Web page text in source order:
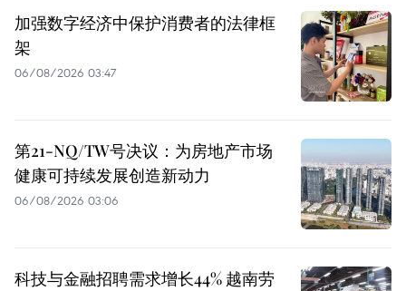
加强数字经济中保护消费者的法律框
架
06/08/2026 03:47
第21-NQ/TW号决议：为房地产市场
健康可持续发展创造新动力
06/08/2026 03:06
科技与金融招聘需求增长44% 越南劳